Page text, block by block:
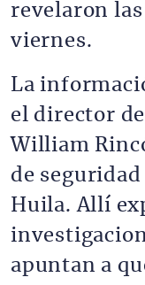
revelaron
viernes.
La
el director
William
de
Huila. Allí
apuntan a